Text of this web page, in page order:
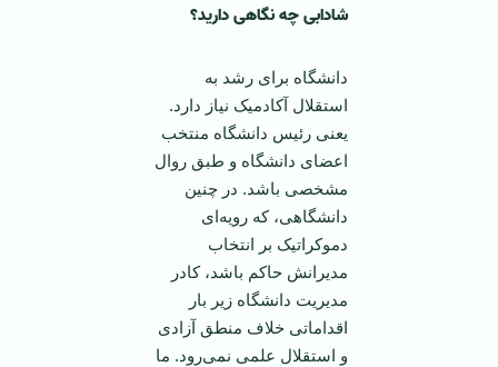
شادابی چه نگاهی دارید؟
دانشگاه برای رشد به
استقلال آکادمیک نیاز دارد.
یعنی رئیس دانشگاه منتخب
اعضای دانشگاه و طبق روال
مشخصی باشد. در چنین
دانشگاهی، که رویه‌ای
دموکراتیک بر انتخاب
مدیرانش حاکم باشد، کادر
مدیریت دانشگاه زیر بار
اقداماتی خلاف منطق آزادی
و استقلال علمی نمی‌رود. ما